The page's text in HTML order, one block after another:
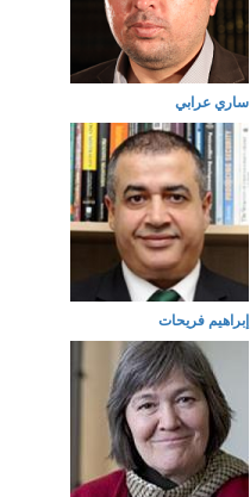
ساري عرابي
إبراهيم فريحات